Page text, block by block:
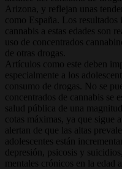
Arizona, y reflejan unas
como España. Los
cannabis a estas edades son
uso de concentrados
de otras drogas.
Artículos como este deben
especialmente a los
consumo de drogas. No se
concentrados de cannabis se
salud pública de una
cotas máximas, ya que sigue
alertan de que las altas
adolescentes están
depresión, psicosis y
mentales crónicos en la edad